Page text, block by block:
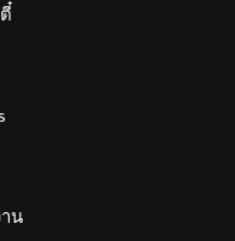
น